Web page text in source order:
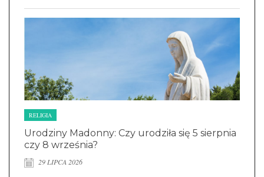
RELIGIA
Urodziny Madonny: Czy urodziła się 5 sierpnia
czy 8 września?
29 LIPCA 2026